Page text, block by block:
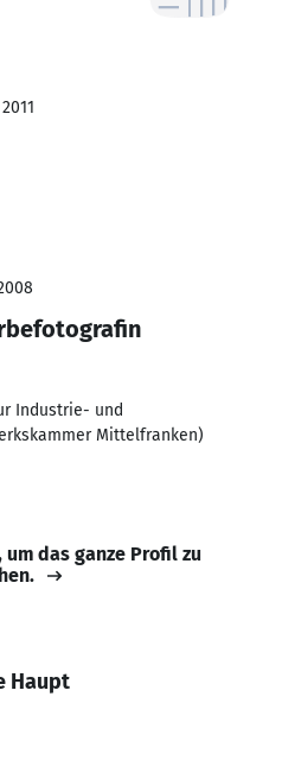
Industrie- und
Mittelfranken)
um das ganze Profil zu
Haupt